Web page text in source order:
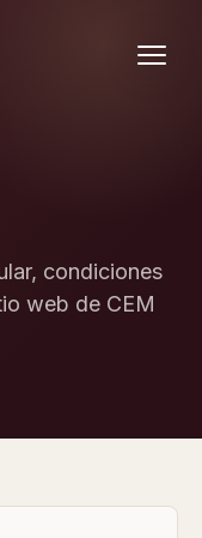
condiciones
web de CEM